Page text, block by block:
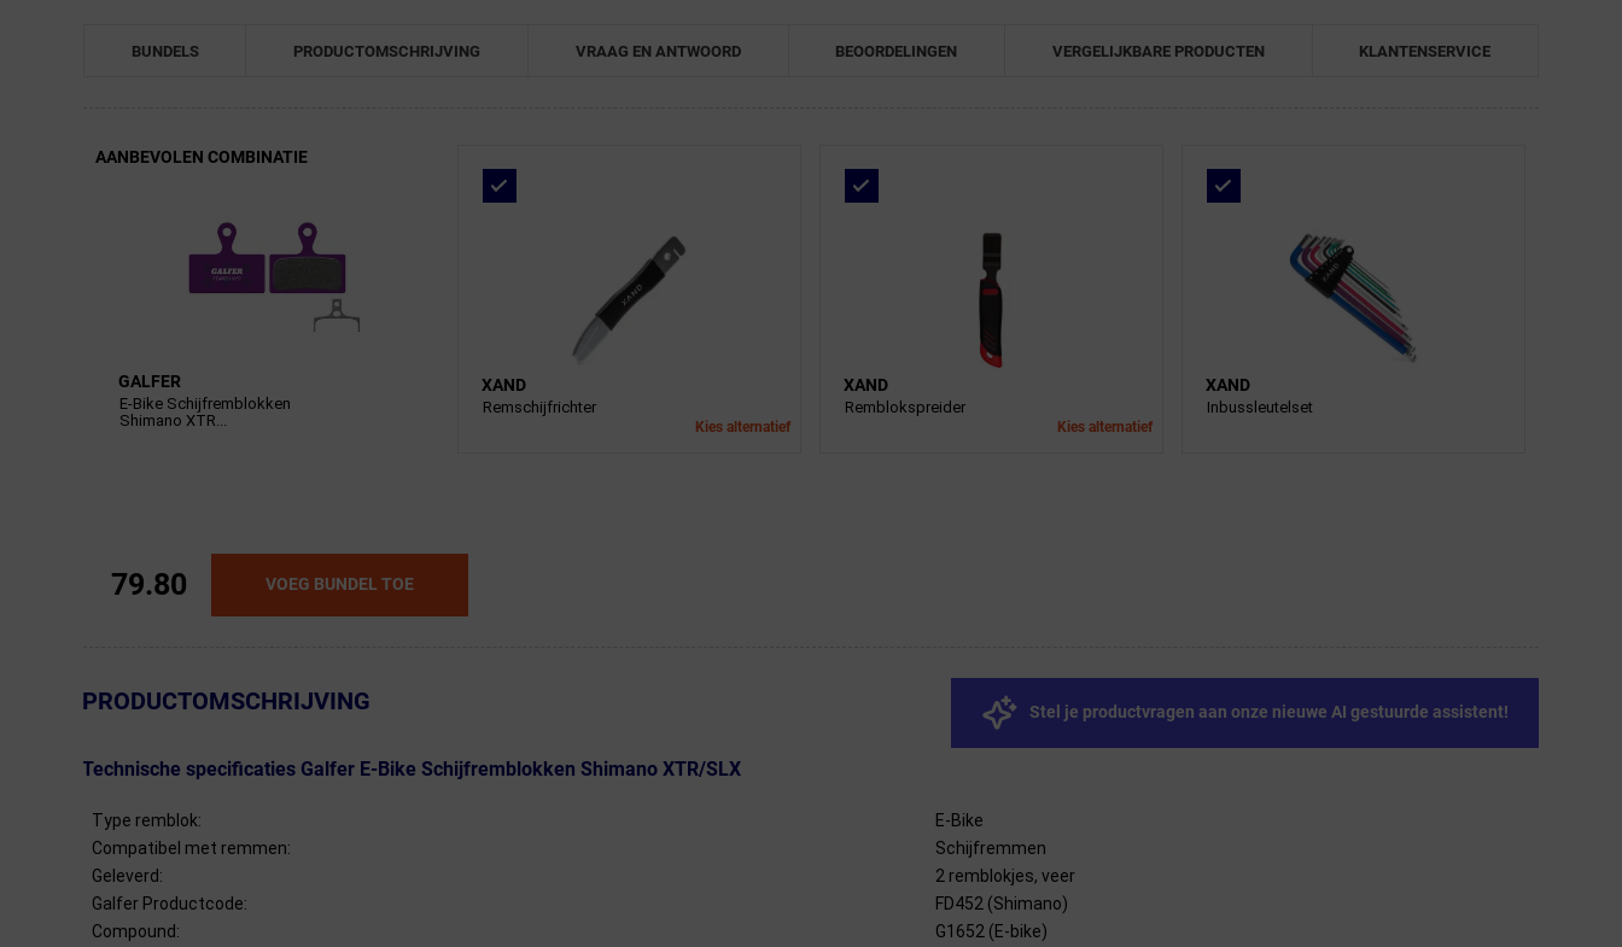
BUNDELS PRODUCTOMSCHRIJVING VRAAG EN ANTWOORD BEOORDELINGEN VERGELIJKBARE PRODUCTEN KLANTENSERVICE
AANBEVOLEN COMBINATIE
GALFER
E-Bike Schijfremblokken
Shimano XTR...
XAND
Remschijfrichter
Kies alternatief
XAND
Remblokspreider
Kies alternatief
XAND
Inbussleutelset
79.80 VOEG BUNDEL TOE
← Terug naar productnavigatie
PRODUCTOMSCHRIJVING Stel je productvragen aan onze nieuwe AI gestuurde assistent!
Technische specificaties Galfer E-Bike Schijfremblokken Shimano XTR/SLX
Type remblok:
E-Bike
Compatibel met remmen:
Schijfremmen
Geleverd:
2 remblokjes, veer
Galfer Productcode:
FD452 (Shimano)
Compound:
G1652 (E-bike)